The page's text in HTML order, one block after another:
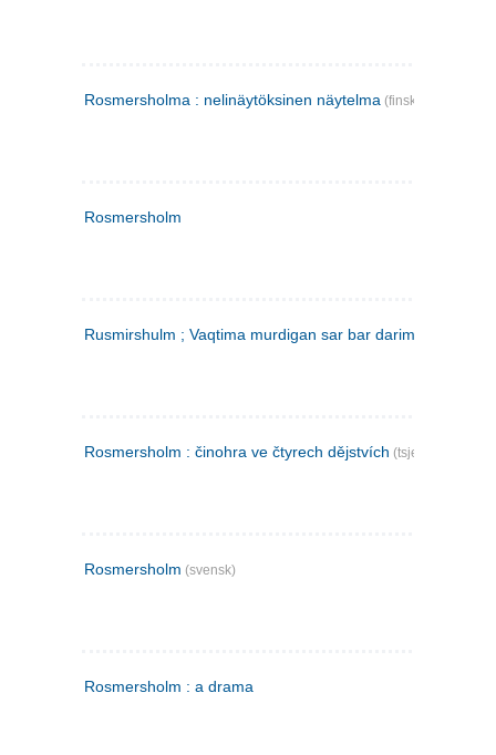
Rosmersholma : nelinäytöksinen näytelma (finsk)
Rosmersholm
Rusmirshulm ; Vaqtima murdigan sar bar darim
Rosmersholm : činohra ve čtyrech dějstvích (tsjekkisk)
Rosmersholm (svensk)
Rosmersholm : a drama